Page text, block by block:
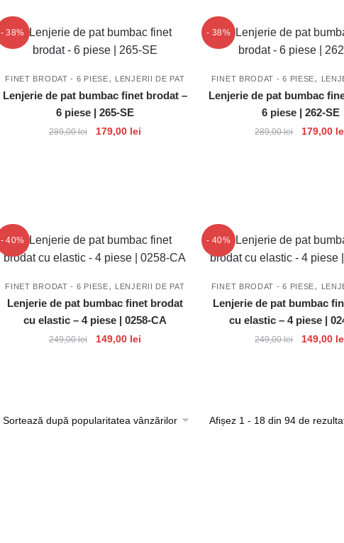
249,00 lei.
249,00
- 38%
FINET BRODAT - 6 PIESE, LENJERII DE PAT
Lenjerie de pat bumbac finet brodat –
6 piese | 265-SE
289,00lei
Prețul
179,00 leiPrețul
- 38%
FINET BRODAT - 6 PIESE,
Lenjerie de pat bumbac
6 piese | 262-SE
289,00lei
Prețul
179,00
- 40%
FINET BRODAT - 6 PIESE, LENJERII DE PAT
Lenjerie de pat bumbac finet brodat
cu elastic – 4 piese | 0258-CA
249,00lei
Prețul
149,00 leiPrețul
- 40%
FINET BRODAT - 6 PIESE,
Lenjerie de pat bumbac
cu elastic – 4 piese |
249,00lei
Prețul
149,00
Afișez 1 - 18 din 94 de